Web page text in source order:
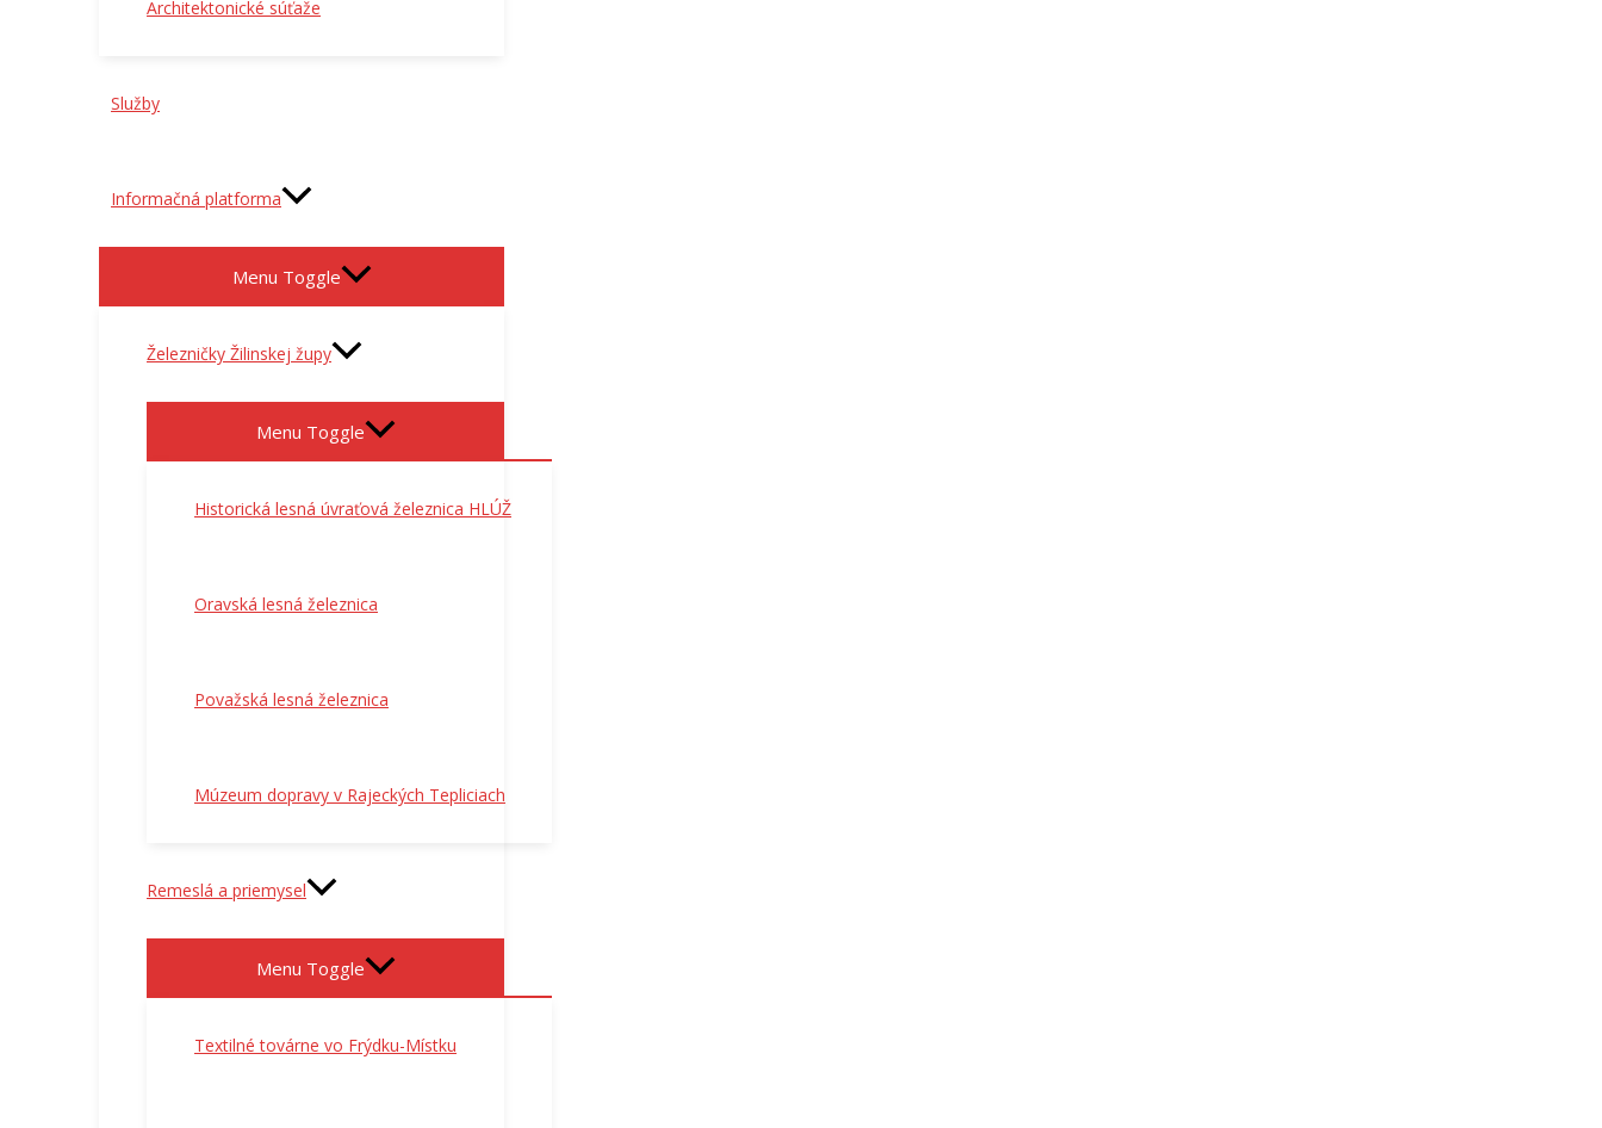
Architektonické súťaže
Služby
Informačná platforma
Menu Toggle
Železničky Žilinskej župy
Menu Toggle
Historická lesná úvraťová železnica HLÚŽ
Oravská lesná železnica
Považská lesná železnica
Múzeum dopravy v Rajeckých Tepliciach
Remeslá a priemysel
Menu Toggle
Textilné továrne vo Frýdku-Místku